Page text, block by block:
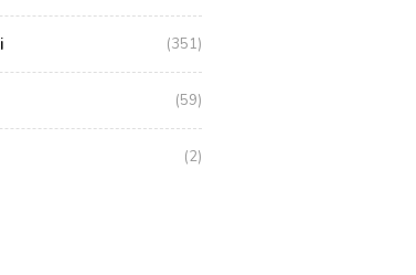
(351)
(59)
(2)